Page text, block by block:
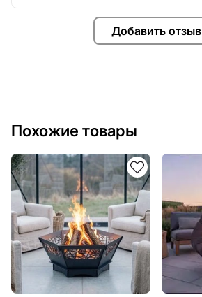
Добавить отзыв
Похожие товары